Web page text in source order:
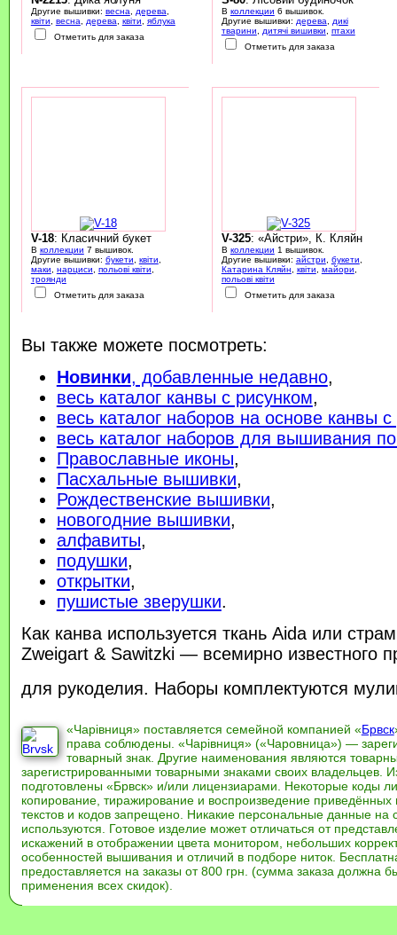
Другие вышивки: весна дерева
квіти
весна дерева квіти
яблука
Отметить для заказа
В коллекции 6 вышивок.
Другие вышивки: дерева
дикі
тварини
дитячі вишивки
птахи
Отметить для заказа
V-18: Класичний букет
В коллекции 7 вышивок.
Другие вышивки: букети квіти
маки
нарциси польові квіти
троянди
Отметить для заказа
V-325: «Айстри», К. Кляйн
В коллекции 1 вышивок.
Другие вышивки: айстри букети
Катарина Кляйн
квіти майори
польові квіти
Отметить для заказа
Вы также можете посмотреть:
Новинки, добавленные недавно,
весь каталог канвы с рисунком,
весь каталог наборов на основе канвы
весь каталог наборов для вышивания
Православные иконы,
Пасхальные вышивки,
Рождественские вышивки,
новогодние вышивки,
алфавиты,
подушки,
открытки,
пушистые зверушки.
Как канва используется ткань Aida или
Zweigart & Sawitzki — всемирно известного
для рукоделия. Наборы комплектуются
«Чарівниця» поставляется семейной компанией «Брвск
права соблюдены. «Чарівниця» («Чаровница») —
товарный знак. Другие наименования являются
зарегистрированными товарными знаками своих владельцев.
подготовлены «Брвск» и/или лицензиарами. Некоторые коды
копирование, тиражирование и воспроизведение
текстов и кодов запрещено. Никакие персональные данные на
используются. Готовое изделие может отличаться от
искажений в отображении цвета монитором, небольших
особенностей вышивания и отличий в подборе ниток.
предоставляется на заказы от 800 грн. (сумма заказа должна
применения всех скидок).